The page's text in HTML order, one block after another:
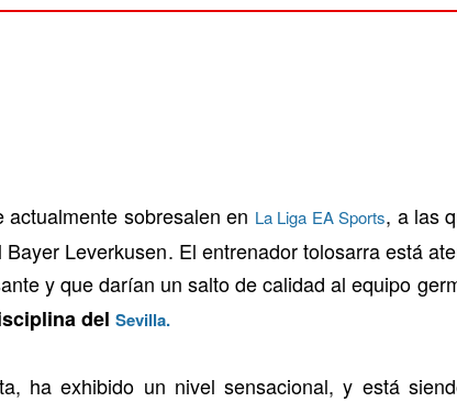
sobresalen en La Liga EA Sports, a las
Leverkusen. El entrenador tolosarra está
y que darían un salto de calidad al equipo
del Sevilla.
ha exhibido un nivel sensacional, y está